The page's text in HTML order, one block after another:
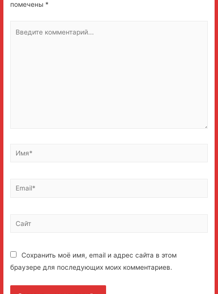
помечены *
Имя*
Email*
Сайт
Сохранить моё имя, email и адрес сайта в этом
браузере для последующих моих комментариев.